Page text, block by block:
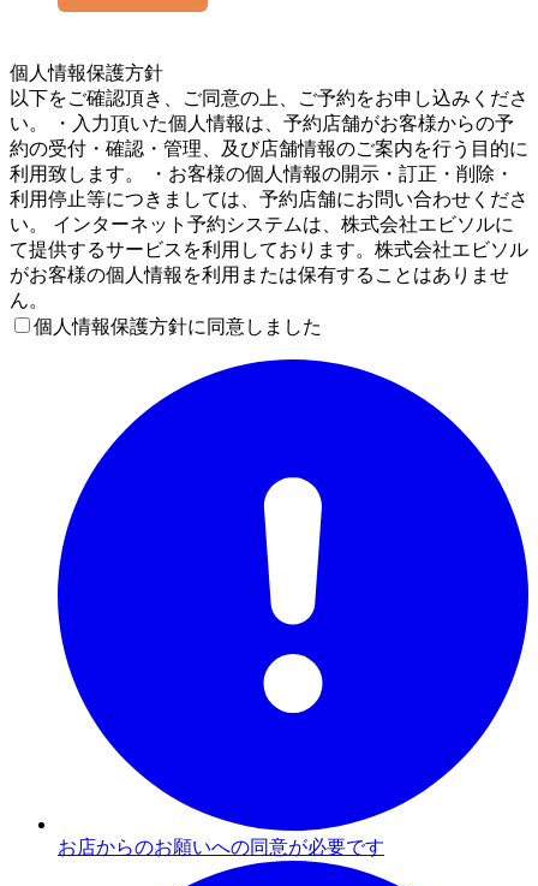
個人情報保護方針
以下をご確認頂き、ご同意の上、ご予約をお申し込みくださ
い。 ・入力頂いた個人情報は、予約店舗がお客様からの予
約の受付・確認・管理、及び店舗情報のご案内を行う目的に
利用致します。 ・お客様の個人情報の開示・訂正・削除・
利用停止等につきましては、予約店舗にお問い合わせくださ
い。 インターネット予約システムは、株式会社エビソルに
て提供するサービスを利用しております。株式会社エビソル
がお客様の個人情報を利用または保有することはありませ
ん。
個人情報保護方針に同意しました
お店からのお願いへの同意が必要です